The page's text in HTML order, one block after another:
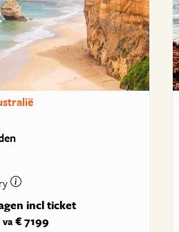
incl ticket
va € 7199